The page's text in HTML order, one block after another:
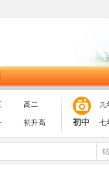
高二
初升高 初中
九
七